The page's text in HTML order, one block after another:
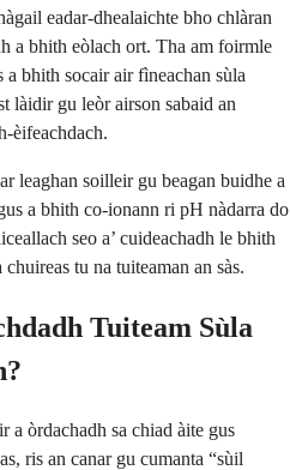
eadar-dhealaichte bho chlàran
a bhith eòlach ort. Tha am foirmle
a bhith socair air fìneachan sùla
làidir gu leòr airson sabaid an
èifeachdach.
leaghan soilleir gu beagan buidhe a
a bhith co-ionann ri pH nàdarra do
seo a’ cuideachadh le bhith
tu na tuiteaman an sàs.
Tuiteam Sùla
a òrdachadh sa chiad àite gus
ris an canar gu cumanta “sùil